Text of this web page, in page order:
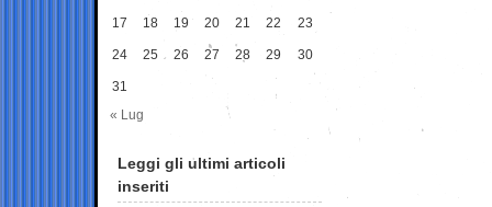
17 18 19 20 21 22 23
24 25 26 27 28 29 30
31
« Lug
Leggi gli ultimi articoli
inseriti